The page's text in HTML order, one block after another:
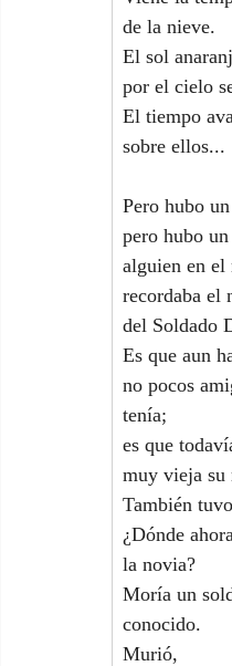
de la nieve.
El sol
por el cielo
El tiempo
sobre ellos...
Pero hubo
pero hubo
alguien en el
recordaba el
del Soldado
Es que aun
no pocos
tenía;
es que
muy vieja su
También
¿Dónde
la novia?
Moría un
conocido.
Murió,